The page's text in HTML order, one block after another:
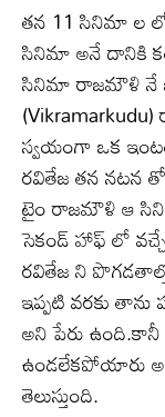
తన 11 సినిమా ల
సినిమా అనే దానికి
సినిమా రాజమౌళి నే
స్వయంగా ఒక
రవితేజ తన నటన
టైం రాజమౌళి ఆ
సెకండ్ హాఫ్ లో
రవితేజ ని
ఇప్పటి వరకు
అని పేరు
ఉండలేకపోయారు
తెలుస్తుంది.